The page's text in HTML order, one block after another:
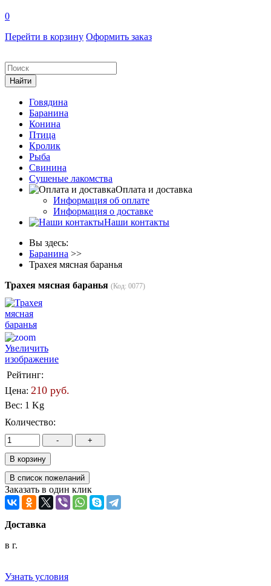
0
Перейти в корзину Оформить заказ
Говядина
Баранина
Конина
Птица
Кролик
Рыба
Свинина
Сушеные лакомства
Оплата и доставка
Информация об оплате
Информация о доставке
Наши контакты
Вы здесь:
Баранина >>
Трахея мясная баранья
Трахея мясная баранья (Код: 0077)
Увеличить
изображение
Рейтинг:
Цена: 210 руб.
Вес: 1 Kg
Количество:
Заказать в один клик
Доставка
в г.
Узнать условия